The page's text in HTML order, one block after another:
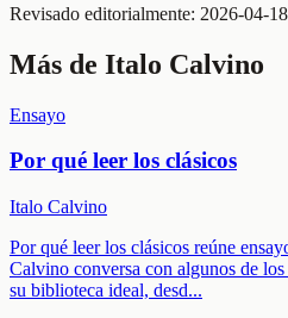
Revisado editorialmente: 2026-04-18
Más de Italo Calvino
Ensayo
Por qué leer los clásicos
Italo Calvino
Por qué leer los clásicos reúne
Calvino conversa con algunos de
su biblioteca ideal, desd...